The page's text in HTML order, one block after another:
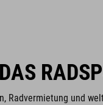
Radvermietung und